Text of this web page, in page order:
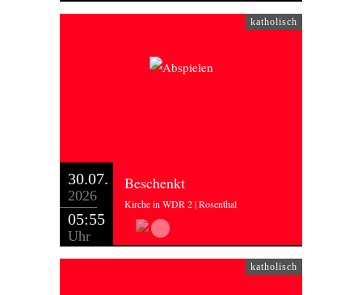
katholisch
30.07.
2026
05:55
Uhr
Beschenkt
Kirche in WDR 2 | Rosenthal
katholisch